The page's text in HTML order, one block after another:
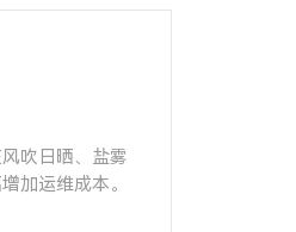
吹日晒、盐雾
加运维成本。